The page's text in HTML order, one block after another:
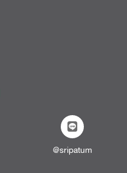
@sripatum